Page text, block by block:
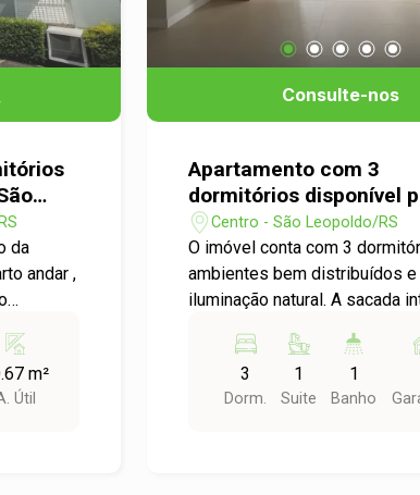
da
andar ,
2
cozinha
m²
Útil
Consulte-nos
Apartamento com 3
dormitórios disponível
venda no Centro de São
Leopoldo
Centro - São Leopoldo/RS
O imóvel conta com 3
ambientes bem distribuídos
iluminação natural. A sacada
proporcionando um ambiente
e aconchegante, perfeito para
amigos e familiares. Além disso, o
3
Dorm.
1
Suite
1
Banho